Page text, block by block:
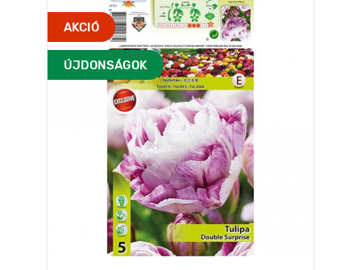
AKCIÓ
ÚJDONSÁGOK